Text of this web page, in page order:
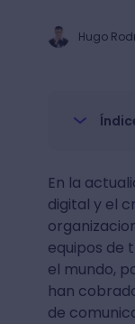
Hugo
En la
digital y el
equipos de
el mundo,
han
de